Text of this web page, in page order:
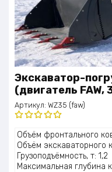
Экскаватор-
(двигатель FAW,
Артикул: WZ35 (faw)
Оценка
5.00из 5
Объём фронтального
Объём экскаваторного
Грузоподъёмность, т: 1,2
Максимальная глубина